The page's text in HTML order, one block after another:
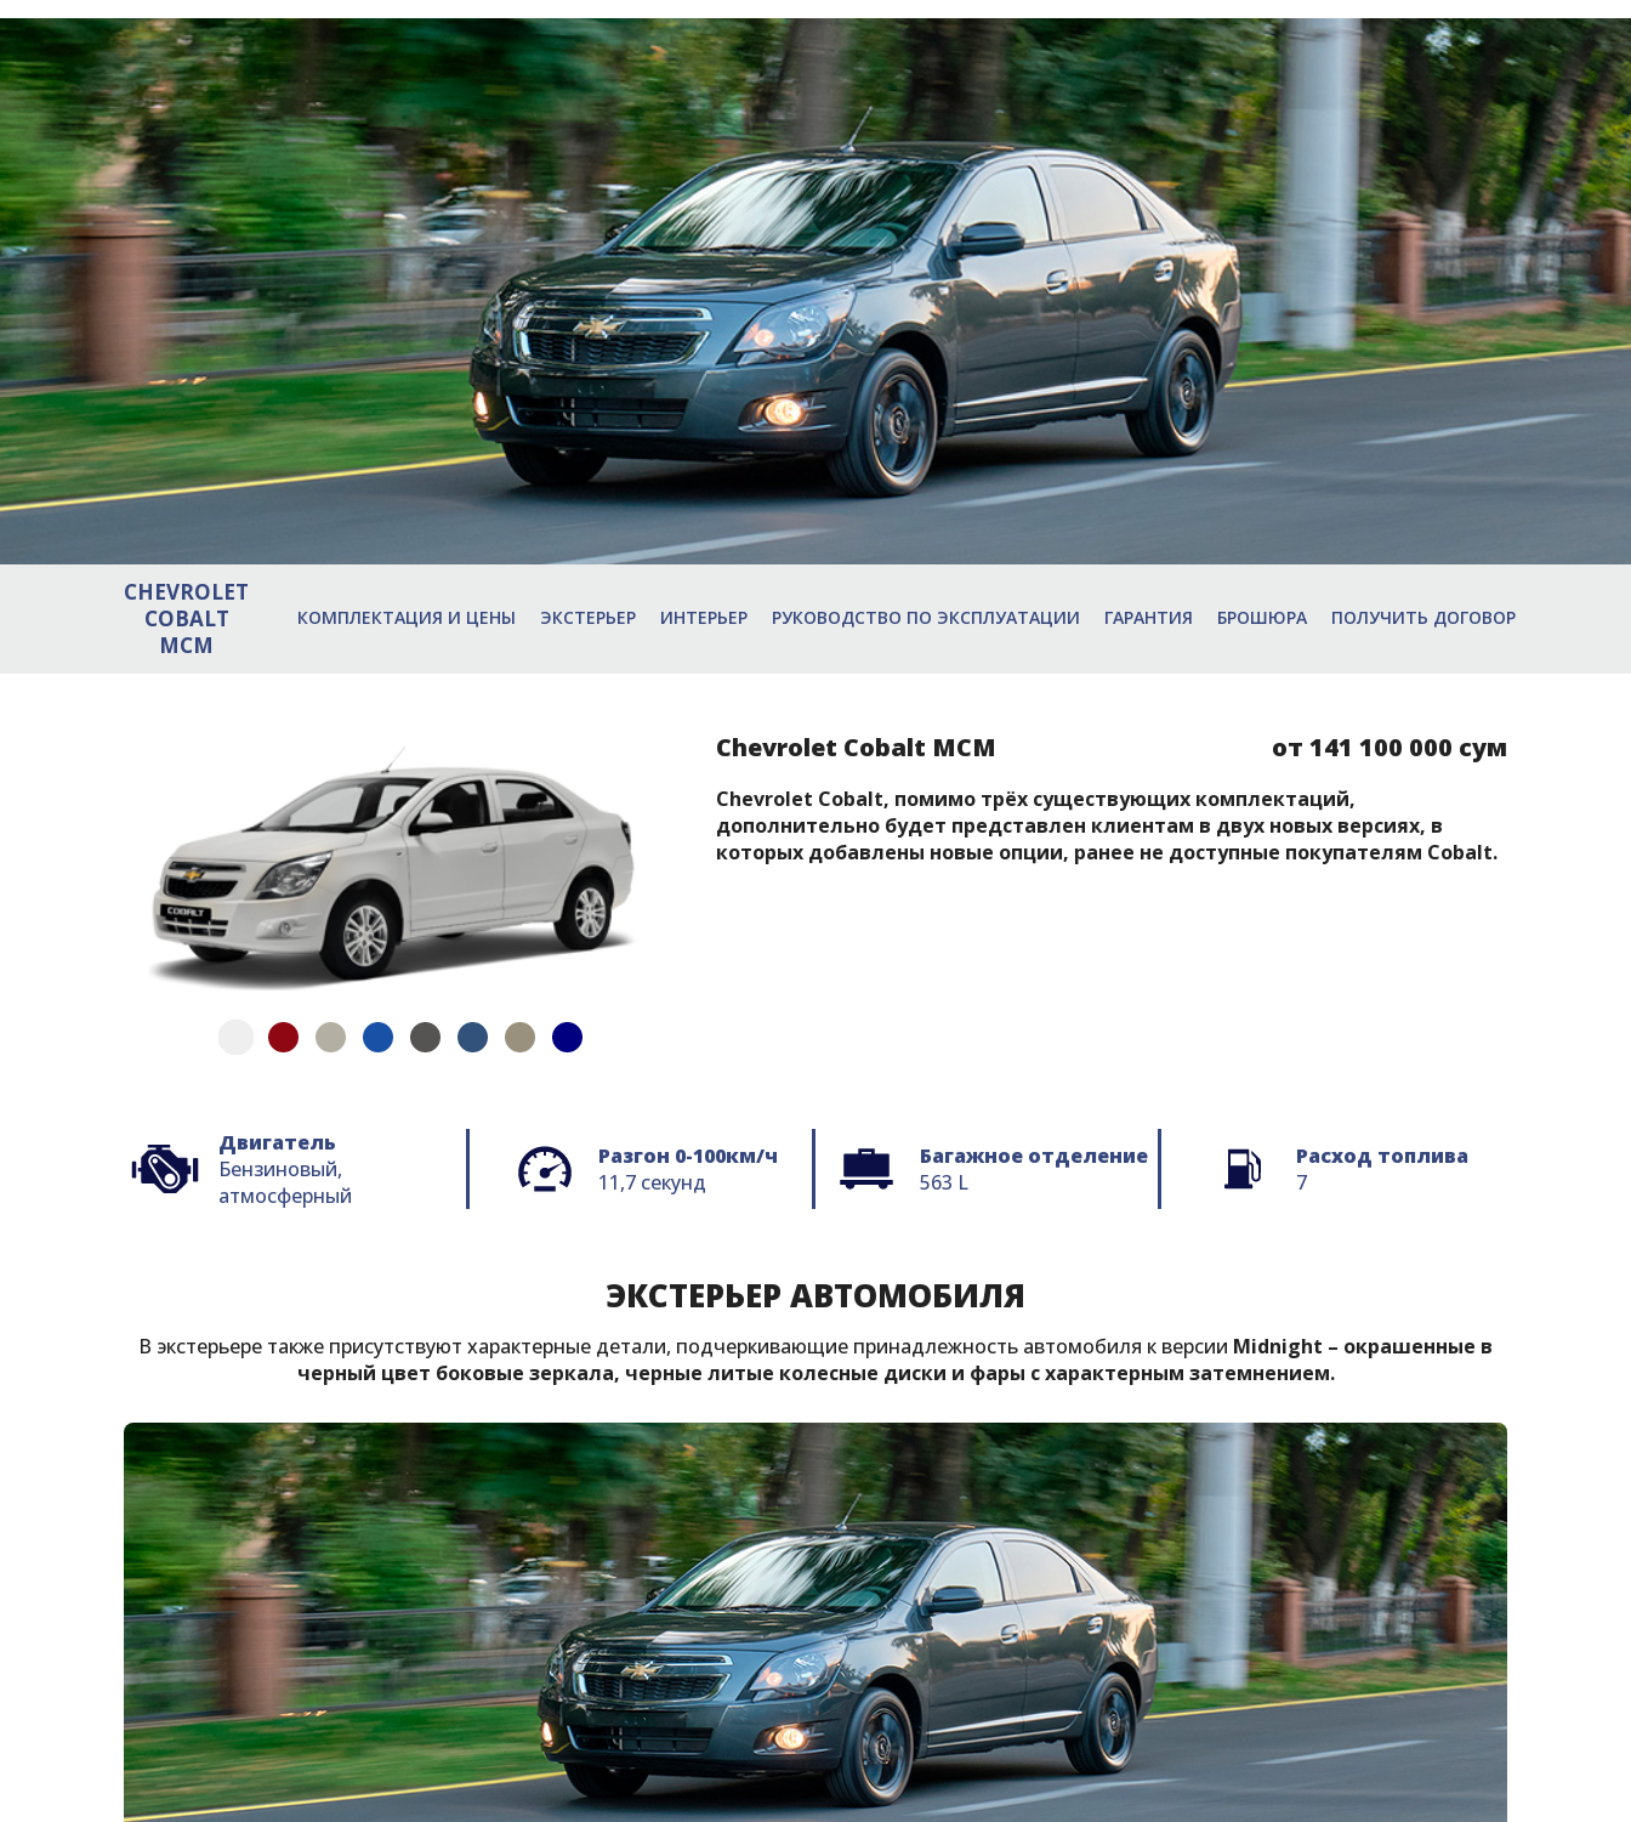
CHEVROLET
COBALT
MCM
КОМПЛЕКТАЦИЯ И ЦЕНЫ ЭКСТЕРЬЕР ИНТЕРЬЕР РУКОВОДСТВО ПО ЭКСПЛУАТАЦИИ ГАРАНТИЯ БРОШЮРА ПОЛУЧИТЬ ДОГОВОР
Chevrolet Cobalt MCM от 141 100 000 сум
Chevrolet Cobalt, помимо трёх существующих комплектаций,
дополнительно будет представлен клиентам в двух новых версиях, в
которых добавлены новые опции, ранее не доступные покупателям Cobalt.
Двигатель
Бензиновый,
атмосферный
Разгон 0-100км/ч
11,7 секунд
Багажное отделение
563 L
Расход топлива
7
ЭКСТЕРЬЕР АВТОМОБИЛЯ
В экстерьере также присутствуют характерные детали, подчеркивающие принадлежность автомобиля к версии Midnight – окрашенные в
черный цвет боковые зеркала, черные литые колесные диски и фары с характерным затемнением.